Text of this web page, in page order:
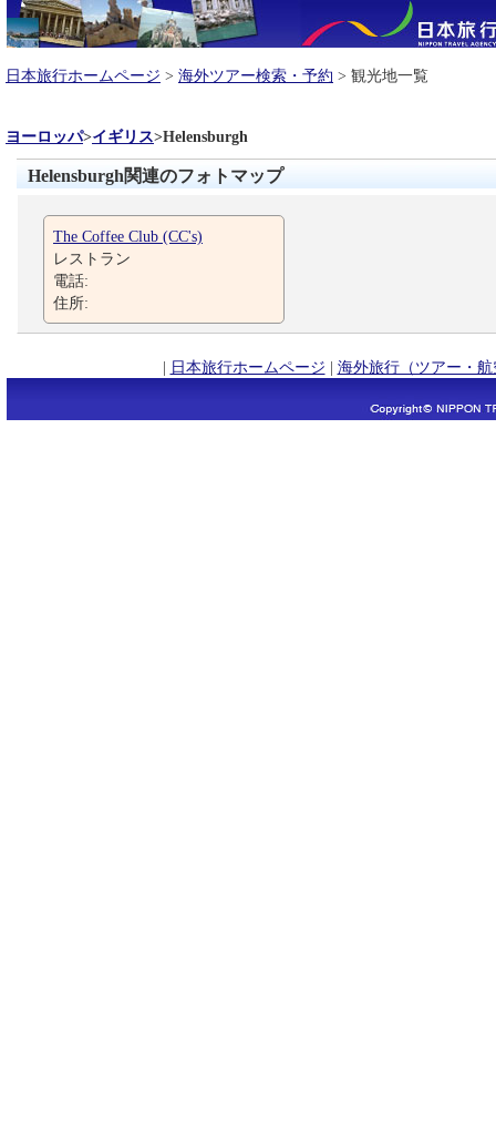
日本旅行ホームページ > 海外ツアー検索・予約 > 観光地一覧
ヨーロッパ>イギリス>Helensburgh
Helensburgh関連のフォトマップ
The Coffee Club (CC's)
レストラン
電話:
住所:
| 日本旅行ホームページ | 海外旅行（ツアー・航